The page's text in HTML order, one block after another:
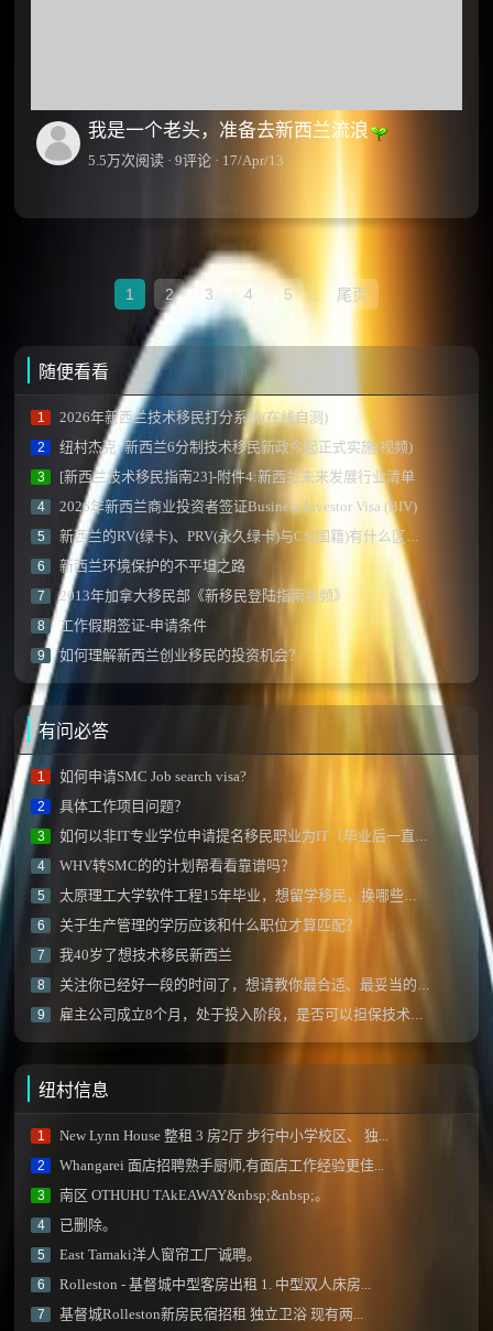
我是一个老头，准备去新西兰流浪
5.5万次阅读 · 9评论 · 17/Apr/13
1 2 3 4 5 尾页
随便看看
1 2026年新西兰技术移民打分系统(在线自测)
2 纽村杰克: 新西兰6分制技术移民新政今起正式实施(视频)
3 [新西兰技术移民指南23]-附件4:新西兰未来发展行业清单
4 2026年新西兰商业投资者签证Business Investor Visa (BIV)
5 新西兰的RV(绿卡)、PRV(永久绿卡)与CS(国籍)有什么区别？
6 新西兰环境保护的不平坦之路
7 2013年加拿大移民部《新移民登陆指南视频》
8 工作假期签证-申请条件
9 如何理解新西兰创业移民的投资机会？
有问必答
1 如何申请SMC Job search visa?
2 具体工作项目问题？
3 如何以非IT专业学位申请提名移民职业为IT（毕业后一直从事IT专业）？
4 WHV转SMC的的计划帮看看靠谱吗？
5 太原理工大学软件工程15年毕业，想留学移民，换哪些专业比较好呢？
6 关于生产管理的学历应该和什么职位才算匹配？
7 我40岁了想技术移民新西兰
8 关注你已经好一段的时间了，想请教你最合适、最妥当的移民方式！！
9 雇主公司成立8个月，处于投入阶段，是否可以担保技术移民？
纽村信息
1 New Lynn House 整租 3 房2厅 步行中小学校区、 独...
2 Whangarei 面店招聘熟手厨师,有面店工作经验更佳...
3 南区 OTHUHU TAkEAWAY&nbsp;&nbsp;。
4 已删除。
5 East Tamaki洋人窗帘工厂诚聘。
6 Rolleston - 基督城中型客房出租 1. 中型双人床房...
7 基督城Rolleston新房民宿招租 独立卫浴 现有两...